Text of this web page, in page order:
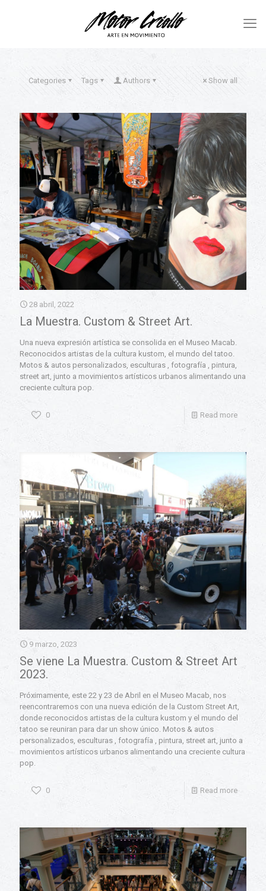
Categories Tags Authors Show all
28 abril, 2022
La Muestra. Custom & Street Art.
Una nueva expresión artística se consolida en el Museo Macab.
Reconocidos artistas de la cultura kustom, el mundo del tatoo.
Motos & autos personalizados, esculturas , fotografía , pintura,
street art, junto a movimientos artísticos urbanos alimentando una
creciente cultura pop.
0 Read more
9 marzo, 2023
Se viene La Muestra. Custom & Street Art
2023.
Próximamente, este 22 y 23 de Abril en el Museo Macab, nos
reencontraremos con una nueva edición de la Custom Street Art,
donde reconocidos artistas de la cultura kustom y el mundo del
tatoo se reuniran para dar un show único. Motos & autos
personalizados, esculturas , fotografía , pintura, street art, junto a
movimientos artísticos urbanos alimentando una creciente cultura
pop.
0 Read more